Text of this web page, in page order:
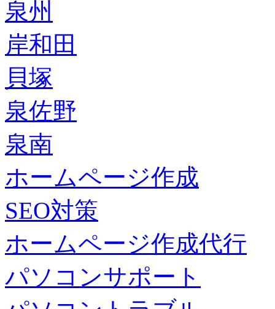
泉州
岸和田
貝塚
泉佐野
泉南
ホームページ作成
SEO対策
ホームページ作成代行
パソコンサポート